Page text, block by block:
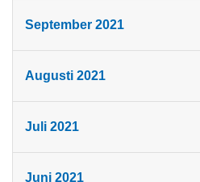
September 2021
Augusti 2021
Juli 2021
Juni 2021